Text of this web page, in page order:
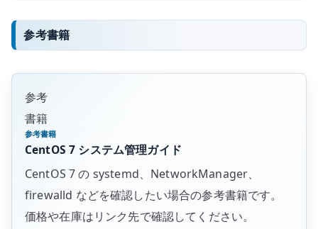
参考書籍
参考
書籍
参考書籍
CentOS 7 システム管理ガイド
CentOS 7 の systemd、NetworkManager、
firewalld などを確認したい場合の参考書籍です。
価格や在庫はリンク先で確認してください。